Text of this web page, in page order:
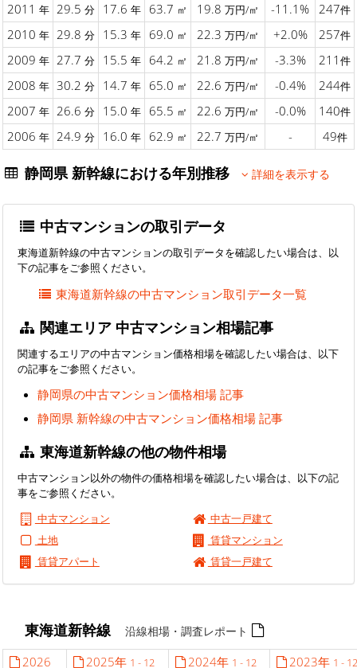
2011 年 29.5 分 17.6 年 63.7 ㎡ 19.8 万円/㎡ -11.1% 247件
2010 年 29.8 分 15.3 年 69.0 ㎡ 22.3 万円/㎡ +2.0% 257件
2009 年 27.7 分 15.5 年 64.2 ㎡ 21.8 万円/㎡ -3.3% 211 件
2008 年 30.2 分 14.7 年 65.0 ㎡ 22.6 万円/㎡ -0.4% 244件
2007 年 26.6 分 15.0 年 65.5 ㎡ 22.6 万円/㎡ -0.0% 140件
2006 年 24.9 分 16.0 年 62.9 ㎡ 22.7 万円/㎡ - 49件
静岡県 新幹線における年別推移 詳細を表示する
中古マンションの取引データ
東海道新幹線の中古マンションの取引データを確認したい場合は、以
下の記事をご参照ください。
東海道新幹線の中古マンション取引データ一覧
関連エリア 中古マンション相場記事
関連するエリアの中古マンション価格相場を確認したい場合は、以下
の記事をご参照ください。
静岡県の中古マンション価格相場 記事
静岡県 新幹線の中古マンション価格相場 記事
東海道新幹線の他の物件相場
中古マンション以外の物件の価格相場を確認したい場合は、以下の記
事をご参照ください。
中古マンション
中古一戸建て
土地
賃貸マンション
賃貸アパート
賃貸一戸建て
東海道新幹線沿線相場・調査レポート
2026
2025年 1 - 12
2024年 1 - 12
2023年 1 -